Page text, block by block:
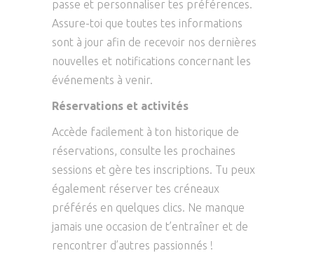
passe et personnaliser tes préférences.
Assure-toi que toutes tes informations
sont à jour afin de recevoir nos dernières
nouvelles et notifications concernant les
événements à venir.
Réservations et activités
Accède facilement à ton historique de
réservations, consulte les prochaines
sessions et gère tes inscriptions. Tu peux
également réserver tes créneaux
préférés en quelques clics. Ne manque
jamais une occasion de t’entraîner et de
rencontrer d’autres passionnés !